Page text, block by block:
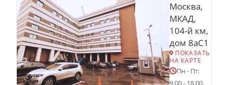
Москва,
МКАД,
104-й км,
дом 8аС1
ПОКАЗАТЬ
НА КАРТЕ
Пн - Пт:
9.00 - 18.00.